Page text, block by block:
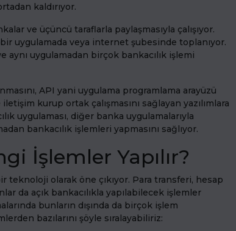
kaldırıyor.
ve üçüncü taraflarla paylaşmasıyla çalışıyor.
bir uygulamada veya internet şubesinde toplanıyor.
uygulamadan birçok bankacılık işlemi
API yani uygulama programlama arayüzü
kurup ortak çalışmasını sağlayan yazılımlara
uygulaması, diğer banka uygulamalarıyla
bankacılık işlemleri yapmasını sağlıyor.
İşlemler Yapılır?
teknoloji olarak öne çıkıyor. Para transferi, hesap
da açık bankacılıkla yapılabilecek işlemler
bunların dışında da birçok işlem
bazılarını şöyle sıralayabiliriz: